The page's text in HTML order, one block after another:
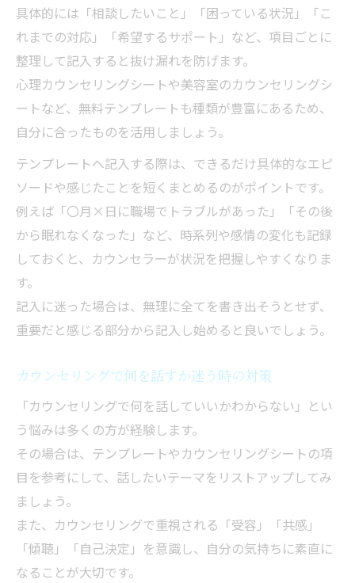
具体的には「相談したいこと」「困っている状況」「こ
れまでの対応」「希望するサポート」など、項目ごとに
整理して記入すると抜け漏れを防げます。
心理カウンセリングシートや美容室のカウンセリングシ
ートなど、無料テンプレートも種類が豊富にあるため、
自分に合ったものを活用しましょう。
テンプレートへ記入する際は、できるだけ具体的なエピ
ソードや感じたことを短くまとめるのがポイントです。
例えば「〇月×日に職場でトラブルがあった」「その後
から眠れなくなった」など、時系列や感情の変化も記録
しておくと、カウンセラーが状況を把握しやすくなりま
す。
記入に迷った場合は、無理に全てを書き出そうとせず、
重要だと感じる部分から記入し始めると良いでしょう。
カウンセリングで何を話すか迷う時の対策
「カウンセリングで何を話していいかわからない」とい
う悩みは多くの方が経験します。
その場合は、テンプレートやカウンセリングシートの項
目を参考にして、話したいテーマをリストアップしてみ
ましょう。
また、カウンセリングで重視される「受容」「共感」
「傾聴」「自己決定」を意識し、自分の気持ちに素直に
なることが大切です。